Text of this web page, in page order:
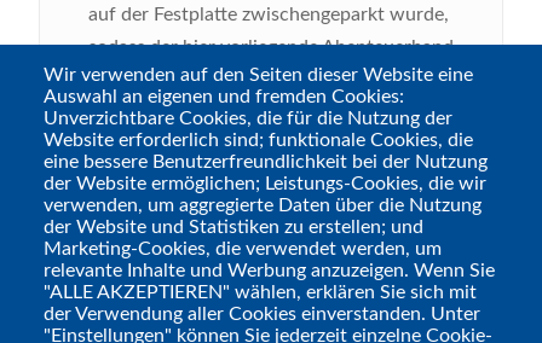
auf der Festplatte zwischengeparkt wurde,
sodass der hier vorliegende Abenteuerband
sogar einige wenige Tage vor dem Podcast
erschien ;-) Nun hat er dank „Pegasus
Spiele“ auch seinen Weg in meine Hände
gefunden, außerdem ist die Winterzeit ja in
meiner Spielgruppe traditionell die
„Shadowrun“-Zeit, also gucken wir uns mal
an, ob Andreas ein wenig übertrieben hat.
Spoiler: Nein!
Wir verwenden auf den Seiten dieser Website eine
Auswahl an eigenen und fremden Cookies:
Unverzichtbare Cookies, die für die Nutzung der
Website erforderlich sind; funktionale Cookies, die
eine bessere Benutzerfreundlichkeit bei der Nutzung
der Website ermöglichen; Leistungs-Cookies, die wir
verwenden, um aggregierte Daten über die Nutzung
der Website und Statistiken zu erstellen; und
Marketing-Cookies, die verwendet werden, um
relevante Inhalte und Werbung anzuzeigen. Wenn Sie
"ALLE AKZEPTIEREN" wählen, erklären Sie sich mit
der Verwendung aller Cookies einverstanden. Unter
"Einstellungen" können Sie jederzeit einzelne Cookie-